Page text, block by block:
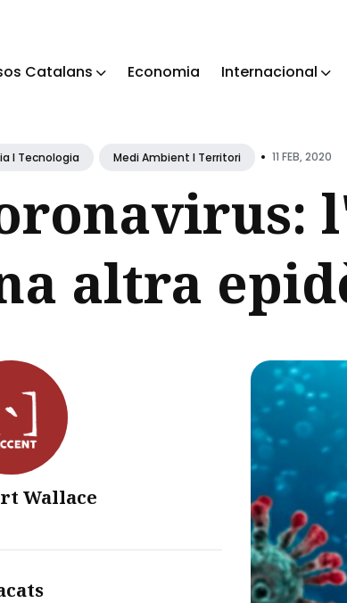
Catalans Economia Internacional
Blog
I Tecnologia Medi Ambient I Territori • 11 FEB, 2020
altra
Wallace